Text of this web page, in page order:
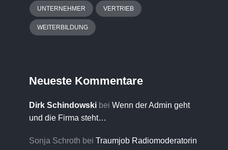
UNTERNEHMER VERTRIEB
WEITERBILDUNG
Neueste Kommentare
Dirk Schindowski bei Wenn der Admin geht
und die Firma steht…
Sonja Schroth bei Traumjob Radiomoderatorin